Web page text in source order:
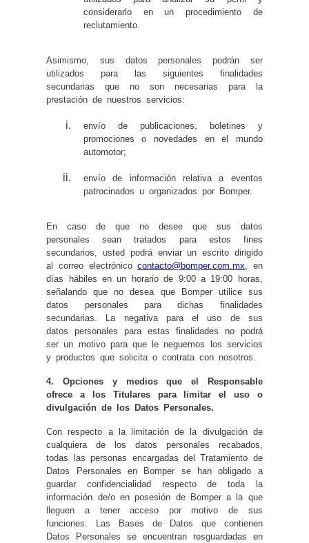
considerarlo en un procedimiento de
reclutamiento.
Asimismo, sus datos personales podrán ser
utilizados para las siguientes finalidades
secundarias que no son necesarias para la
prestación de nuestros servicios:
envío de publicaciones, boletines y
promociones o novedades en el mundo
automotor;
envío de información relativa a eventos
patrocinados u organizados por Bomper.
En caso de que no desee que sus datos
personales sean tratados para estos fines
secundarios, usted podrá enviar un escrito dirigido
al correo electrónicocontacto@bomper.com.mx , en
días hábiles en un horario de 9:00 a 19:00 horas,
señalando que no desea que Bomper utilice sus
datos personales para dichas finalidades
secundarias. La negativa para el uso de sus
datos personales para estas finalidades no podrá
ser un motivo para que le neguemos los servicios
y productos que solicita o contrata con nosotros.
4. Opciones y medios que el Responsable
ofrece a los Titulares para limitar el uso o
divulgación de los Datos Personales.
Con respecto a la limitación de la divulgación de
cualquiera de los datos personales recabados,
todas las personas encargadas del Tratamiento de
Datos Personales en Bomper se han obligado a
guardar confidencialidad respecto de toda la
información de/o en posesión de Bomper a la que
lleguen a tener acceso por motivo de sus
funciones. Las Bases de Datos que contienen
Datos Personales se encuentran resguardadas en